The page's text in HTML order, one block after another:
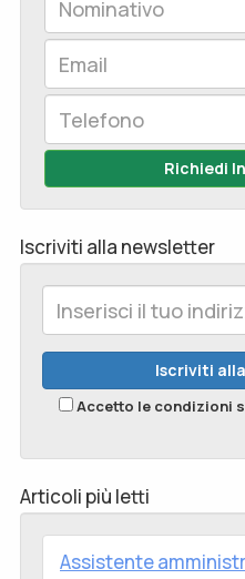
Richiedi
Iscriviti alla newsletter
Accetto le condizioni
Articoli più letti
Assistente